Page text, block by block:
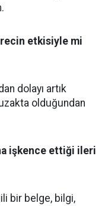
etkisiyle mi
dolayı artık
olduğundan
işkence ettiği ileri
bir belge, bilgi,